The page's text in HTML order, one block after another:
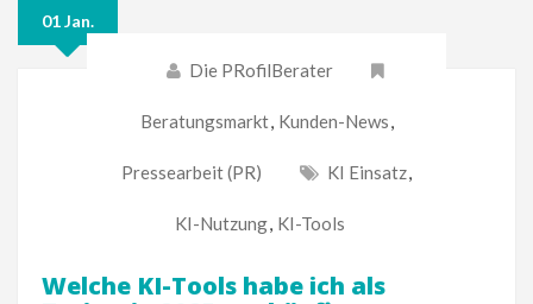
01 Jan.
Die PRofilBerater
Beratungsmarkt, Kunden-News,
Pressearbeit (PR) KI Einsatz,
KI-Nutzung, KI-Tools
Welche KI-Tools habe ich als